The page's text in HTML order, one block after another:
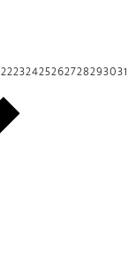
22232425262728293031